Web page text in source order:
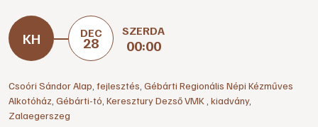
DEC
28
SZERDA
00:00
Csoóri Sándor Alap fejlesztés Gébárti Regionális Népi Kézműves
Alkotóház Gébárti-tó Keresztury Dezső VMK kiadvány,
Zalaegerszeg